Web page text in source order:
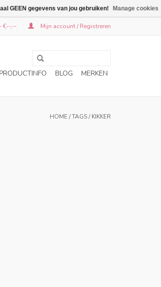
€--,-- Mijn account / Registreren
BLOG MERKEN
HOME/TAGS/KIKKER
GEEN gegevens van jou gebruiken! Manage cookies